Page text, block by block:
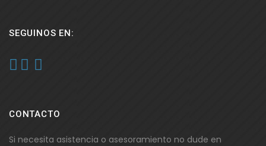
SEGUINOS EN:
CONTACTO
Si necesita asistencia o asesoramiento no dude en